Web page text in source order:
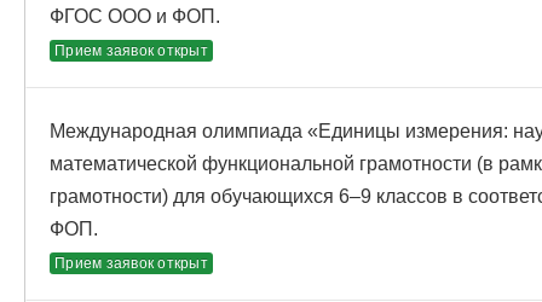
ФГОС ООО и ФОП.
Прием заявок открыт
Международная олимпиада «Единицы измерения:
математической функциональной грамотности (в
грамотности) для обучающихся 6–9 классов в
ФОП.
Прием заявок открыт